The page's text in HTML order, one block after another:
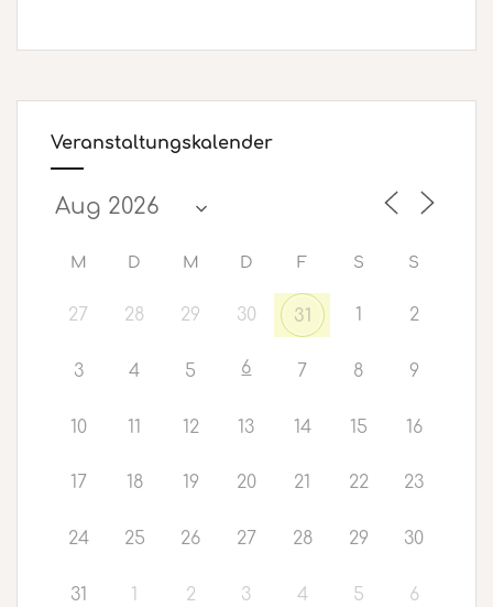
Veranstaltungskalender
M D M D F S S
27 28 29 30 31 1 2
3 4 5 6 7 8 9
10 11 12 13 14 15 16
17 18 19 20 21 22 23
24 25 26 27 28 29 30
31 1 2 3 4 5 6